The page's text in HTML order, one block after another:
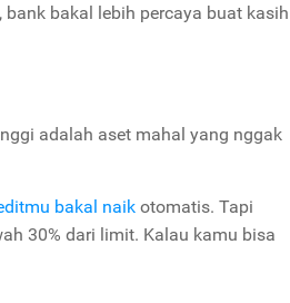
bakal lebih percaya buat kasih
adalah aset mahal yang nggak
bakal naik otomatis. Tapi
30% dari limit. Kalau kamu bisa